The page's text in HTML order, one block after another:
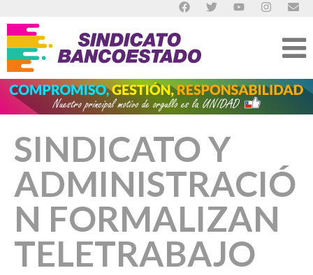
SINDICATO Y
ADMINISTRACIÓ
N FORMALIZAN
TELETRABAJO